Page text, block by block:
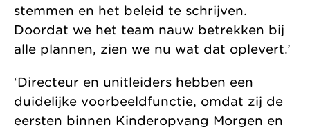
stemmen en het beleid te schrijven.
Doordat we het team nauw betrekken bij
alle plannen, zien we nu wat dat oplevert.’
‘Directeur en unitleiders hebben een
duidelijke voorbeeldfunctie, omdat zij de
eersten binnen Kinderopvang Morgen en